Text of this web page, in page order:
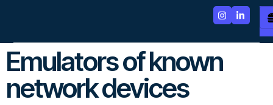
Emulators of known
network devices